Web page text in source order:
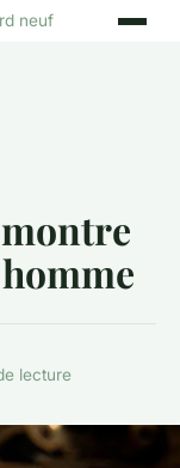
neuf
lecture